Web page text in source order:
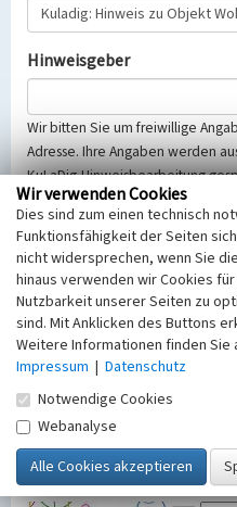
Hinweisgeber
Wir bitten Sie um freiwillige
Adresse. Ihre Angaben werden
KuLaDig-Hinweisbearbeitung
Selbstverständlich werden diese
Telemediengesetzes, des
dem 25.05.2018 gültigen
(EU-DSGVO) vertraulich
Hinweise zumDatenschutz
Nachricht
SicherheitsabfrageTragen
Grafik ein
Wir verwenden Cookies
Dies sind zum einen technisch
Funktionsfähigkeit der Seiten
nicht widersprechen, wenn Sie
hinaus verwenden wir Cookies
Nutzbarkeit unserer Seiten zu
sind. Mit Anklicken des Buttons
Weitere Informationen finden
Impressum | Datenschutz
Notwendige Cookies
Webanalyse